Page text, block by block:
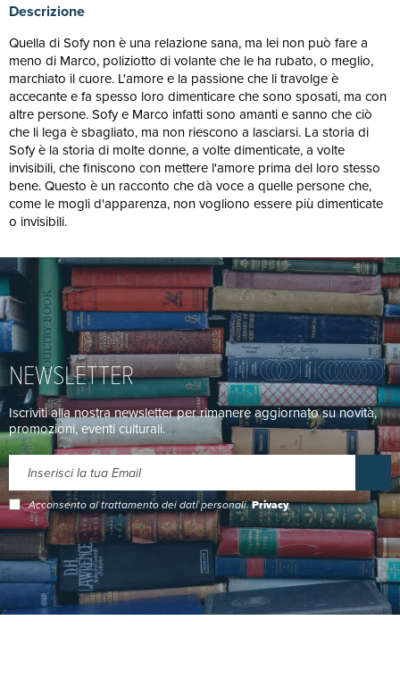
Descrizione
Quella di Sofy non è una relazione sana, ma lei non può fare a
meno di Marco, poliziotto di volante che le ha rubato, o meglio,
marchiato il cuore. L'amore e la passione che li travolge è
accecante e fa spesso loro dimenticare che sono sposati, ma con
altre persone. Sofy e Marco infatti sono amanti e sanno che ciò
che li lega è sbagliato, ma non riescono a lasciarsi. La storia di
Sofy è la storia di molte donne, a volte dimenticate, a volte
invisibili, che finiscono con mettere l'amore prima del loro stesso
bene. Questo è un racconto che dà voce a quelle persone che,
come le mogli d'apparenza, non vogliono essere più dimenticate
o invisibili.
NEWSLETTER
Iscriviti alla nostra newsletter per rimanere aggiornato su novità,
promozioni, eventi culturali.
Acconsento al trattamento dei dati personali.Privacy